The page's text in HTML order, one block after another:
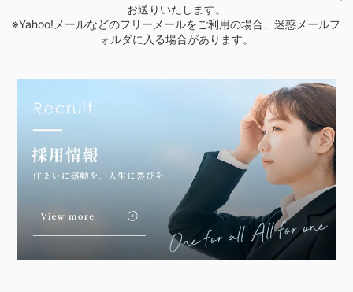
お送りいたします。
※Yahoo!メールなどのフリーメールをご利用の場合、迷惑メールフ
ォルダに入る場合があります。